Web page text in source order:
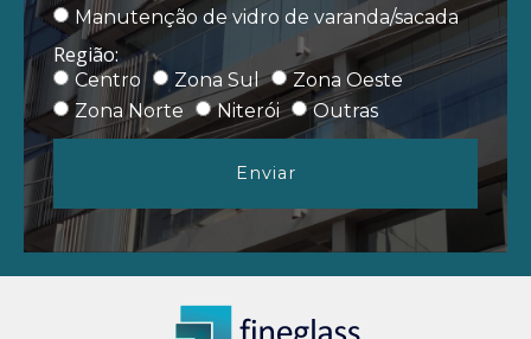
Manutenção de vidro de varanda/sacada
Região:
Centro Zona Sul
Zona Oeste
Zona Norte
Niterói Outras
Enviar